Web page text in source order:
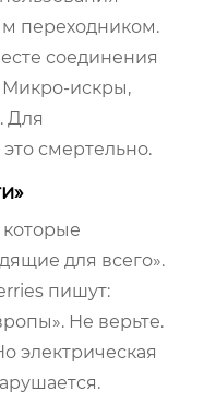
переходником.
соединения
Микро-искры,
Для
смертельно.
для всего».
пишут:
Не верьте.
электрическая